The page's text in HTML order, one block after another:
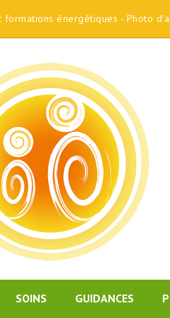
énergétiques - Photo
SOINS GUIDANCES